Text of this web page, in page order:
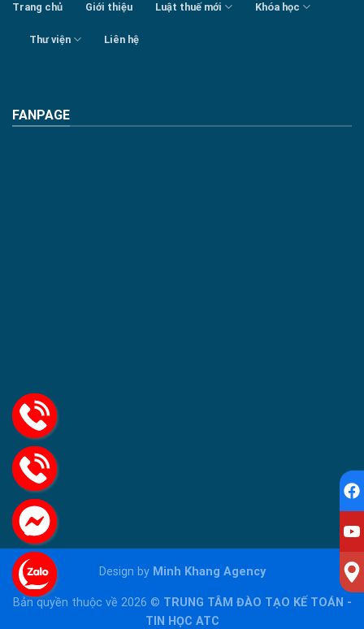
Trang chủ Giới thiệu Luật thuế mới Khóa học
Thư viện Liên hệ
FANPAGE
Design by Minh Khang Agency
Bản quyền thuộc về 2026 © TRUNG TÂM ĐÀO TẠO KẾ TOÁN -
TIN HỌC ATC